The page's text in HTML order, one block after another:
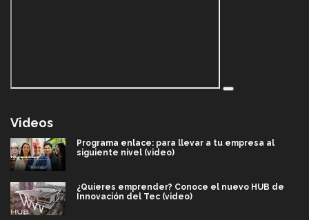
Videos
Programa enlace: para llevar a tu empresa al
siguiente nivel (video)
¿Quieres emprender? Conoce el nuevo HUB de
Innovación del Tec (video)